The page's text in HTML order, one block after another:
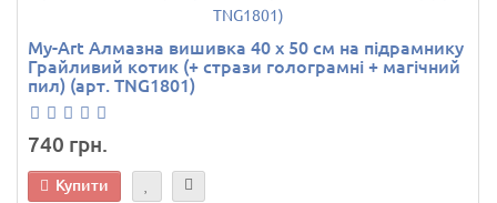
My-Art Алмазна вишивка 40 х 50 см на підрамнику
Грайливий котик (+ стрази голограмні + магічний
пил) (арт. TNG1801)
740 грн.
Купити